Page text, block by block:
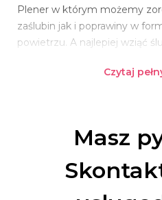
Plener w którym możemy
zaślubin jak i poprawiny w
powietrzu. A najlepiej wziąć
Oczywiście apartament jest
ceny do proponowanego
a więc alkohol macie gratis,
Czytaj
Masz